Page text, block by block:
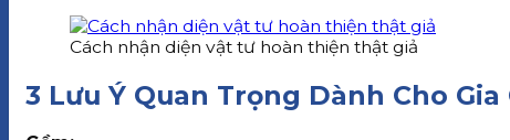
Cách nhận diện vật tư hoàn thiện thật giả
3 Lưu Ý Quan Trọng Dành Cho Gia